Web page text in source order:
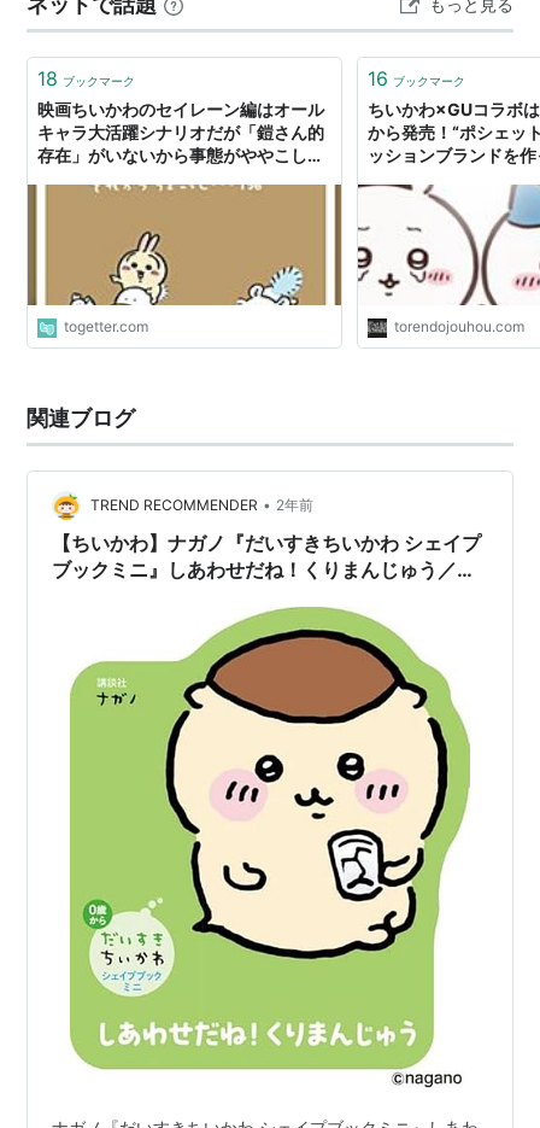
とだ。 食べ物は空から降ってきたり、地面から湧いて出
てくる。 少なくとも飢えに苦しむ世界ではない。 それで
も、ちいかわたちは働く。 草…
もっと見る
18 ブックマーク
映画ちいかわのセイレーン編はオール
キャラ大活躍シナリオだが「鎧さん的
存在」がいないから事態がややこしく
togetter.com
16 ブックマーク
ちいかわ×GUコラボ
から発売！“ポシェッ
ッションブランドを
torendojouhou.com
関連ブログ
TREND RECOMMENDER • 2年前
【ちいかわ】ナガノ『だいすきちいかわ シェイプ
ブックミニ』しあわせだね！くりまんじゅう／こ